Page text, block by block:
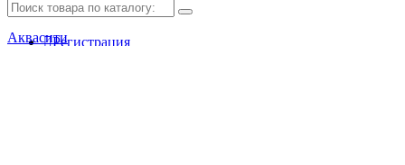
Регистрация
Аквасити